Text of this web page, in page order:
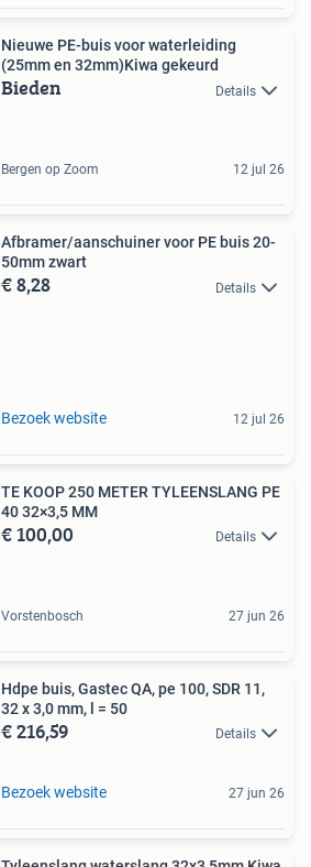
Nieuwe PE-buis voor waterleiding
(25mm en 32mm)Kiwa gekeurd
Bieden Details
Bergen op Zoom 12 jul 26
Afbramer/aanschuiner voor PE buis 20-
50mm zwart
€ 8,28 Details
Bezoek website 12 jul 26
TE KOOP 250 METER TYLEENSLANG PE
40 32×3,5 MM
€ 100,00 Details
Vorstenbosch 27 jun 26
Hdpe buis, Gastec QA, pe 100, SDR 11,
32 x 3,0 mm, l = 50
€ 216,59 Details
Bezoek website 27 jun 26